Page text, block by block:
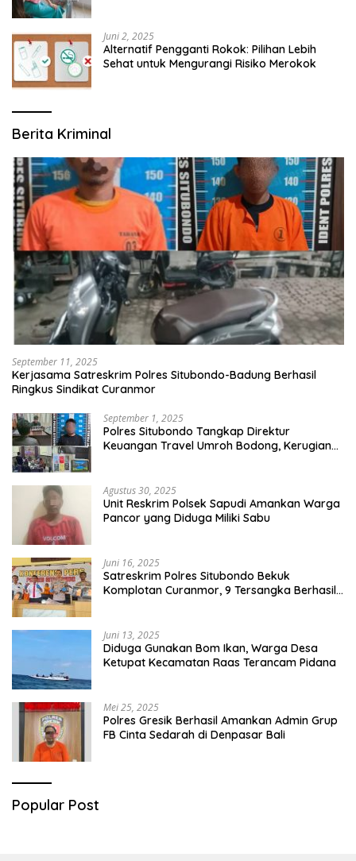
Juni 2, 2025
Alternatif Pengganti Rokok: Pilihan Lebih
Sehat untuk Mengurangi Risiko Merokok
Berita Kriminal
September 11, 2025
Kerjasama Satreskrim Polres Situbondo-Badung Berhasil
Ringkus Sindikat Curanmor
September 1, 2025
Polres Situbondo Tangkap Direktur
Keuangan Travel Umroh Bodong, Kerugian
Agustus 30, 2025
Unit Reskrim Polsek Sapudi Amankan Warga
Pancor yang Diduga Miliki Sabu
Juni 16, 2025
Satreskrim Polres Situbondo Bekuk
Komplotan Curanmor, 9 Tersangka Berhasil
Juni 13, 2025
Diduga Gunakan Bom Ikan, Warga Desa
Ketupat Kecamatan Raas Terancam Pidana
Mei 25, 2025
Polres Gresik Berhasil Amankan Admin Grup
FB Cinta Sedarah di Denpasar Bali
Popular Post